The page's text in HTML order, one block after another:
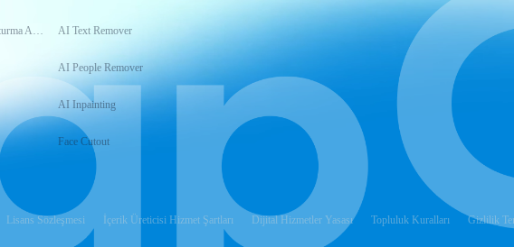
Yapay Zekâ Logo Oluşturma Aracı AI Text Remover
AI People Remover
AI Inpainting
Face Cutout
Lisans Sözleşmesi İçerik Üreticisi Hizmet Şartları Dijital Hizmetler Yasası Topluluk Kuralları Gizlilik